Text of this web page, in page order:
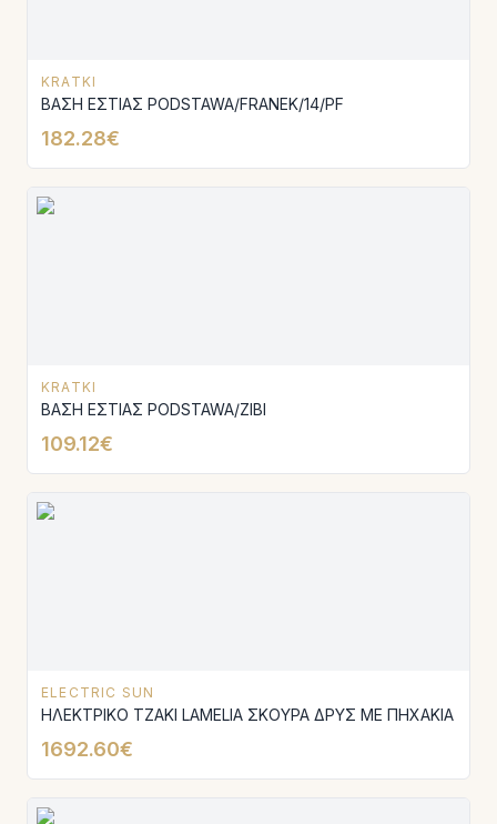
KRATKI
ΒΑΣΗ ΕΣΤΙΑΣ PODSTAWA/FRANEK/14/PF
182.28€
KRATKI
ΒΑΣΗ ΕΣΤΙΑΣ PODSTAWA/ZIBI
109.12€
ELECTRIC SUN
ΗΛΕΚΤΡΙΚΟ ΤΖΑΚΙ LAMELIA ΣΚΟΥΡΑ ΔΡΥΣ ΜΕ ΠΗΧΑΚΙΑ
1692.60€